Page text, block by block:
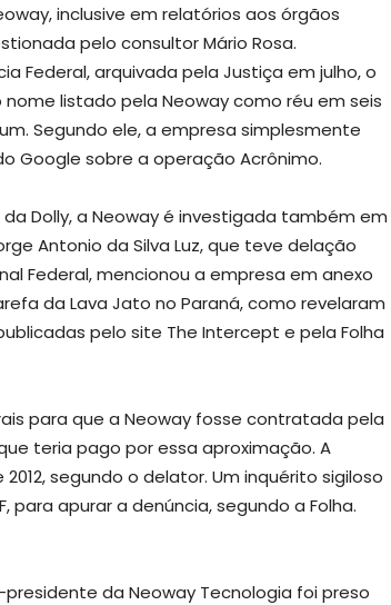
inclusive em relatórios aos órgãos
pelo consultor Mário Rosa.
Federal, arquivada pela Justiça em julho, o
listado pela Neoway como réu em seis
Segundo ele, a empresa simplesmente
Google sobre a operação Acrônimo.
Dolly, a Neoway é investigada também em
Antonio da Silva Luz, que teve delação
Federal, mencionou a empresa em anexo
da Lava Jato no Paraná, como revelaram
pelo site The Intercept e pela Folha
para que a Neoway fosse contratada pela
teria pago por essa aproximação. A
segundo o delator. Um inquérito sigiloso
para apurar a denúncia, segundo a Folha.
presidente da Neoway Tecnologia foi preso